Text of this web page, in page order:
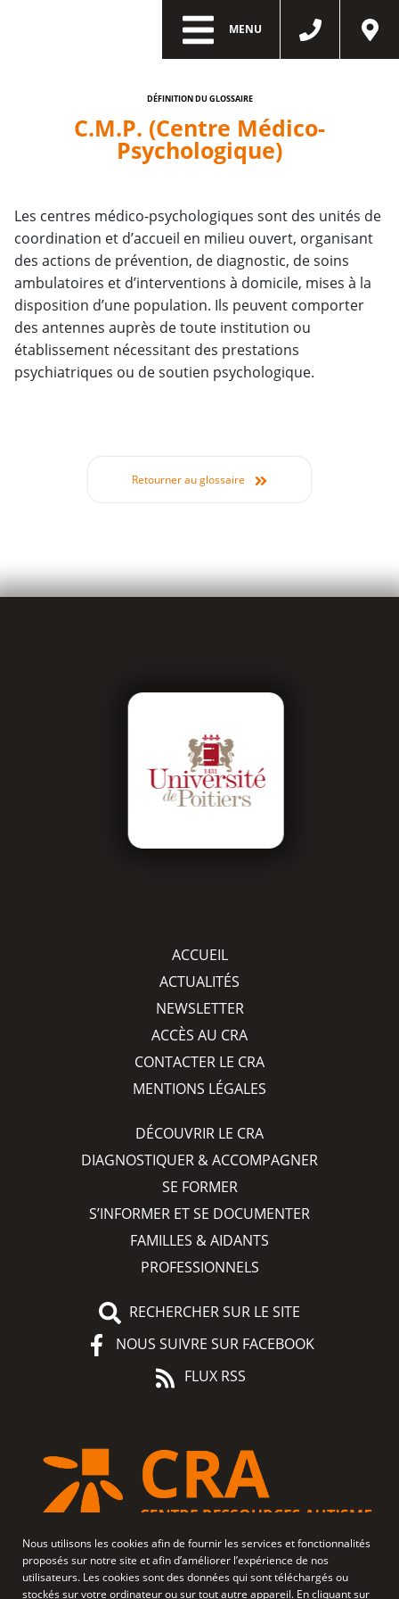
MENU
DÉFINITION DU GLOSSAIRE
C.M.P. (Centre Médico-
Psychologique)
Les centres médico-psychologiques sont des unités de
coordination et d’accueil en milieu ouvert, organisant
des actions de prévention, de diagnostic, de soins
ambulatoires et d’interventions à domicile, mises à la
disposition d’une population. Ils peuvent comporter
des antennes auprès de toute institution ou
établissement nécessitant des prestations
psychiatriques ou de soutien psychologique.
Retourner au glossaire
ACCUEIL
ACTUALITÉS
NEWSLETTER
ACCÈS AU CRA
CONTACTER LE CRA
MENTIONS LÉGALES
DÉCOUVRIR LE CRA
DIAGNOSTIQUER & ACCOMPAGNER
SE FORMER
S’INFORMER ET SE DOCUMENTER
FAMILLES & AIDANTS
PROFESSIONNELS
RECHERCHER SUR LE SITE
NOUS SUIVRE SUR FACEBOOK
FLUX RSS
Nous utilisons les cookies afin de fournir les services et fonctionnalités
proposés sur notre site et afin d’améliorer l’expérience de nos
utilisateurs. Les cookies sont des données qui sont téléchargés ou
stockés sur votre ordinateur ou sur tout autre appareil. En cliquant sur